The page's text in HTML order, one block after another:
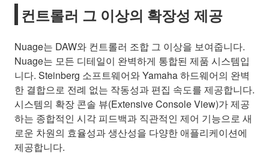
컨트롤러 그 이상의 확장성 제공
Nuage는 DAW와 컨트롤러 조합 그 이상을 보여줍니다.
Nuage는 모든 디테일이 완벽하게 통합된 제품 시스템입
니다. Steinberg 소프트웨어와 Yamaha 하드웨어의 완벽
한 결합으로 전례 없는 작동성과 편집 속도를 제공합니다.
시스템의 확장 콘솔 뷰(Extensive Console View)가 제공
하는 종합적인 시각 피드백과 직관적인 제어 기능으로 새
로운 차원의 효율성과 생산성을 다양한 애플리케이션에
제공합니다.